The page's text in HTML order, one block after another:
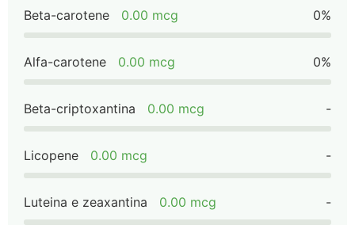
Beta-carotene 0.00 mcg 0%
Alfa-carotene 0.00 mcg 0%
Beta-criptoxantina 0.00 mcg -
Licopene 0.00 mcg -
Luteina e zeaxantina 0.00 mcg -